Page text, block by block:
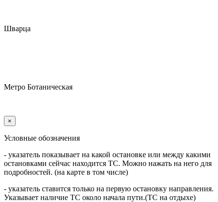
Шварца
Метро Ботаническая
×
Условные обозначения
- указатель показывает на какой остановке или между какими
остановками сейчас находится ТС. Можно нажать на него для
подробностей. (на карте в том числе)
- указатель ставится только на первую остановку направления.
Указывает наличие ТС около начала пути.(ТС на отдыхе)